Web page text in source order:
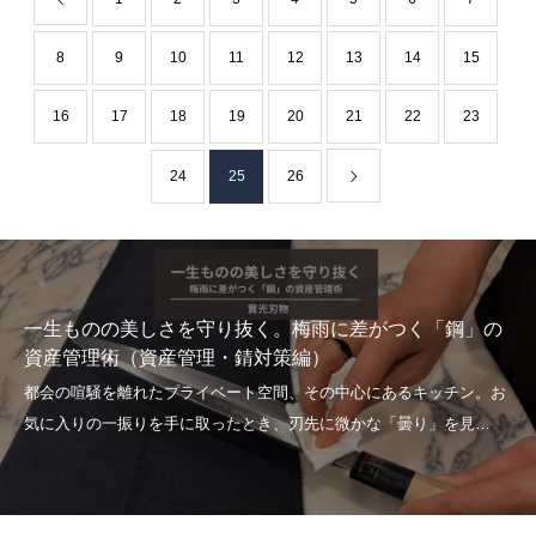
8 9 10 11 12 13 14 15
16 17 18 19 20 21 22 23
24 25 26
一生ものの美しさを守り抜く。梅雨に差がつく「鋼」の
資産管理術（資産管理・錆対策編）